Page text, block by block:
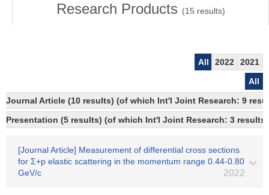
Research Products (15 results)
All 2022
2021
All
Journal Article (10 results) (of which Int'l Joint Research: 9
Presentation (5 results) (of which Int'l Joint Research: 3 results)
[Journal Article] Measurement of differential cross sections
for Σ+p elastic scattering in the momentum range 0.44-0.80
GeV/c
2022